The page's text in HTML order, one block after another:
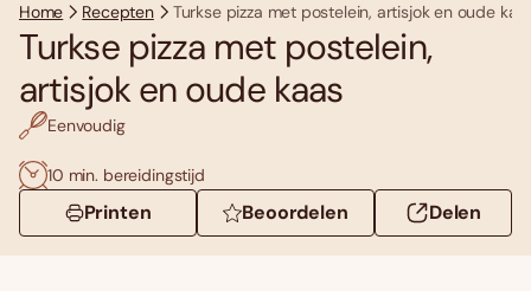
Home Recepten Turkse pizza met postelein, artisjok en oude
Turkse pizza met postelein,
artisjok en oude kaas
Eenvoudig
10 min. bereidingstijd
Printen Beoordelen Delen